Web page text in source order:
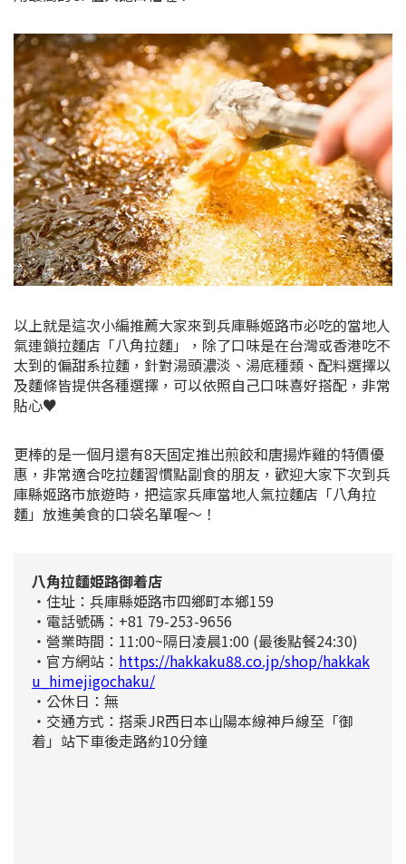
以上就是這次小編推薦大家來到兵庫縣姬路市必吃的當地人
氣連鎖拉麵店「八角拉麵」，除了口味是在台灣或香港吃不
太到的偏甜系拉麵，針對湯頭濃淡、湯底種類、配料選擇以
及麵條皆提供各種選擇，可以依照自己口味喜好搭配，非常
貼心♥
更棒的是一個月還有8天固定推出煎餃和唐揚炸雞的特價優
惠，非常適合吃拉麵習慣點副食的朋友，歡迎大家下次到兵
庫縣姬路市旅遊時，把這家兵庫當地人氣拉麵店「八角拉
麵」放進美食的口袋名單喔～！
八角拉麵姫路御着店
・住址：兵庫縣姫路市四鄉町本鄉159
・電話號碼：+81 79-253-9656
・營業時間：11:00~隔日凌晨1:00 (最後點餐24:30)
・官方網站： https://hakkaku88.co.jp/shop/hakkak
u_himejigochaku/
・公休日：無
・交通方式：搭乘JR西日本山陽本線神戶線至「御
着」站下車後走路約10分鐘